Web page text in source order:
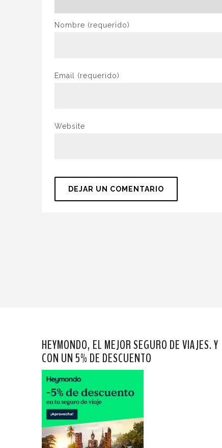
Nombre (requerido)
Email (requerido)
Website
HEYMONDO, EL MEJOR SEGURO DE VIAJES. Y
CON UN 5% DE DESCUENTO